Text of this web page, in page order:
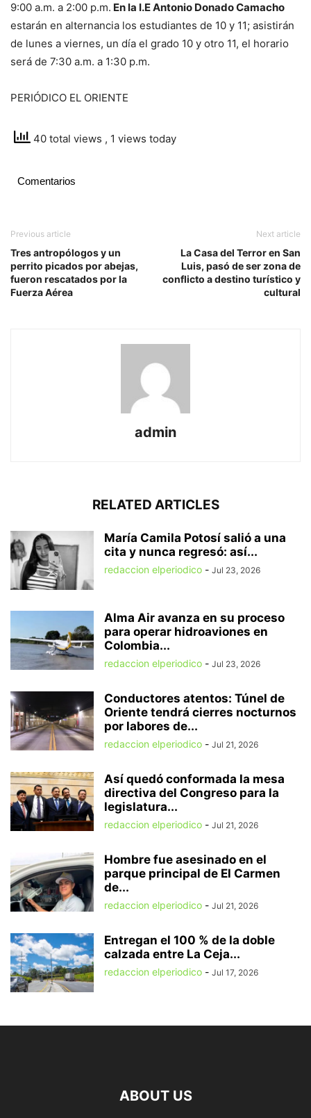
9:00 a.m. a 2:00 p.m. En la I.E Antonio Donado Camacho
estarán en alternancia los estudiantes de 10 y 11; asistirán
de lunes a viernes, un día el grado 10 y otro 11, el horario
será de 7:30 a.m. a 1:30 p.m.
PERIÓDICO EL ORIENTE
40 total views , 1 views today
Comentarios
Previous article
Tres antropólogos y un
perrito picados por abejas,
fueron rescatados por la
Fuerza Aérea
Next article
La Casa del Terror en San
Luis, pasó de ser zona de
conflicto a destino turístico y
cultural
admin
RELATED ARTICLES
María Camila Potosí salió a una
cita y nunca regresó: así...
redaccion elperiodico - Jul 23, 2026
Alma Air avanza en su proceso
para operar hidroaviones en
Colombia...
redaccion elperiodico - Jul 23, 2026
Conductores atentos: Túnel de
Oriente tendrá cierres nocturnos
por labores de...
redaccion elperiodico - Jul 21, 2026
Así quedó conformada la mesa
directiva del Congreso para la
legislatura...
redaccion elperiodico - Jul 21, 2026
Hombre fue asesinado en el
parque principal de El Carmen
de...
redaccion elperiodico - Jul 21, 2026
Entregan el 100 % de la doble
calzada entre La Ceja...
redaccion elperiodico - Jul 17, 2026
ABOUT US